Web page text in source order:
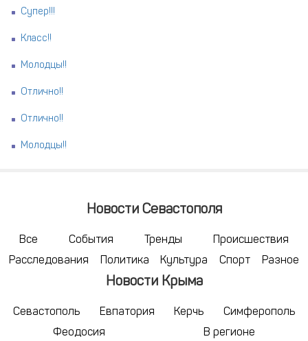
Супер!!!
Класс!!
Молодцы!!
Отлично!!
Отлично!!
Молодцы!!
Новости Севастополя
Все События Тренды
Происшествия
Расследования
Политика Культура Спорт Разное
Новости Крыма
Севастополь Евпатория Керчь
Симферополь
Феодосия
В регионе